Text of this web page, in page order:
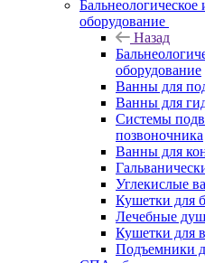
Бальнеологическое
оборудование
Назад
оборудование
Ванны для
Ванны для
Системы
позвоночника
Ванны для
Углекислые
Кушетки для
Лечебные
Кушетки для
Подъемники